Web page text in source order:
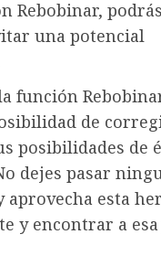
Rebobinar,
una potencial
función
de
posibilidades de
dejes pasar
aprovecha esta
y encontrar a